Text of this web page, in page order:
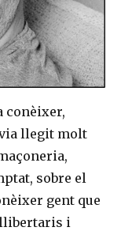
conèixer,
llegit molt
sobre el
gent que
i